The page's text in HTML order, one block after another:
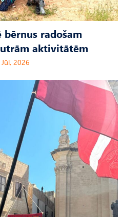
bērnus radošam
aktivitātēm
2026